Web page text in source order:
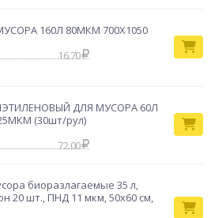
160Л 80МКМ 700Х1050
16.70
ДЛЯ МУСОРА 60Л
(30шт/рул)
72.00
биоразлагаемые 35 л,
20 шт., ПНД 11 мкм, 50х60 см,